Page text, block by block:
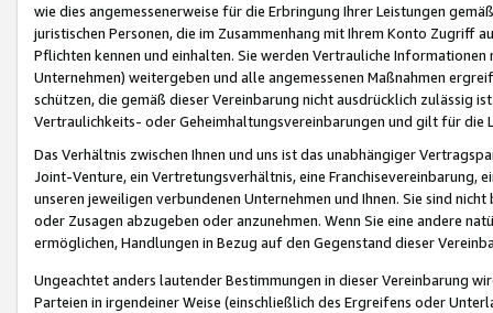
wie dies angemessenerweise für die Erbringung Ihrer Leistungen
juristischen Personen, die im Zusammenhang mit Ihrem Konto
Pflichten kennen und einhalten. Sie werden Vertrauliche
Unternehmen) weitergeben und alle angemessenen Maßnahmen
schützen, die gemäß dieser Vereinbarung nicht ausdrücklich zulässig
Vertraulichkeits- oder Geheimhaltungsvereinbarungen und gilt für die
Das Verhältnis zwischen Ihnen und uns ist das unabhängiger
Joint-Venture, ein Vertretungsverhältnis, eine Franchisevereinbarung,
unseren jeweiligen verbundenen Unternehmen und Ihnen. Sie sind
oder Zusagen abzugeben oder anzunehmen. Wenn Sie eine andere
ermöglichen, Handlungen in Bezug auf den Gegenstand dieser
Ungeachtet anders lautender Bestimmungen in dieser Vereinbarung
Parteien in irgendeiner Weise (einschließlich des Ergreifens oder